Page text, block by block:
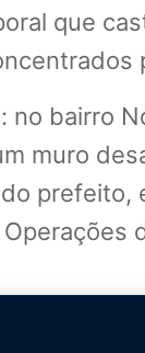
que
bairro
muro
prefeito,